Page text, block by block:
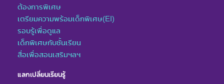
ต้องการพิเศษ
เตรียมความพร้อมเด็กพิเศษ(EI)
รอบรู้เพื่อดูแล
เด็กพิเศษกับชั้นเรียน
สื่อเพื่อสอนเสริมฯลฯ
แลกเปลี่ยนเรียนรู้